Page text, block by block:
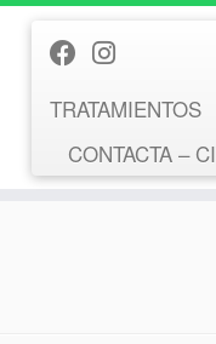
TRATAMIENTOS
CONTACTA –